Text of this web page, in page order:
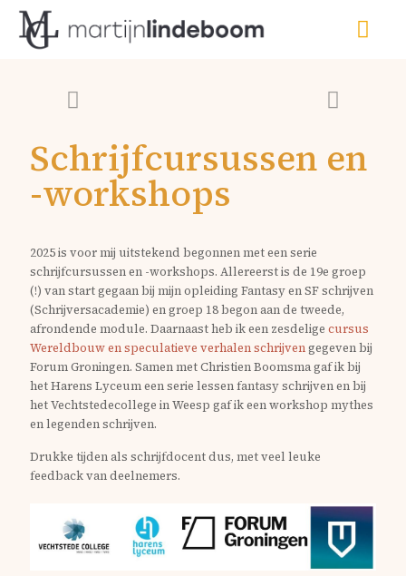
Schrijfcursussen en
-workshops
2025 is voor mij uitstekend begonnen met een serie
schrijfcursussen en -workshops. Allereerst is de 19e groep
(!) van start gegaan bij mijn opleiding Fantasy en SF schrijven
(Schrijversacademie) en groep 18 begon aan de tweede,
afrondende module. Daarnaast heb ik een zesdelige cursus
Wereldbouw en speculatieve verhalen schrijvengegeven bij
Forum Groningen. Samen met Christien Boomsma gaf ik bij
het Harens Lyceum een serie lessen fantasy schrijven en bij
het Vechtstedecollege in Weesp gaf ik een workshop mythes
en legenden schrijven.
Drukke tijden als schrijfdocent dus, met veel leuke
feedback van deelnemers.